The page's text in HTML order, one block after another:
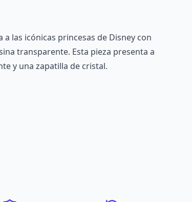
las icónicas princesas de Disney con
transparente. Esta pieza presenta a
y una zapatilla de cristal.